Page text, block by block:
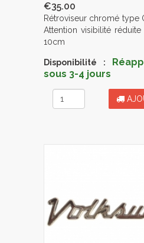
€35.00
Rétroviseur chromé type
Attention visibilité
10cm
Disponibilité :
sous 3-4 jours